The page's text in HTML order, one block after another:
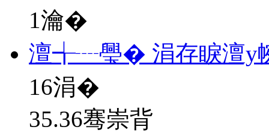
1瀹�
澶╅┈璺� 涓存睙澶у
16涓�
35.36骞崇背